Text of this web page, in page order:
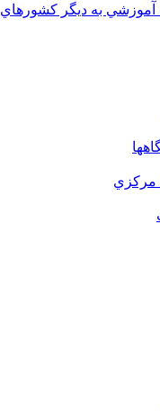
آموزشي به ديگر کشورهاي
مرکزي